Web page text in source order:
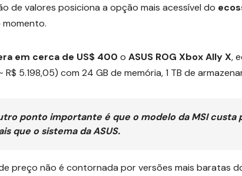
de valores posiciona a opção mais acessível do
momento.
em cerca de US$ 400 o ASUS ROG Xbox Ally X,
R$ 5.198,05) com 24 GB de memória, 1 TB de
ponto importante é que o modelo da MSI custa
que o sistema da ASUS.
preço não é contornada por versões mais baratas